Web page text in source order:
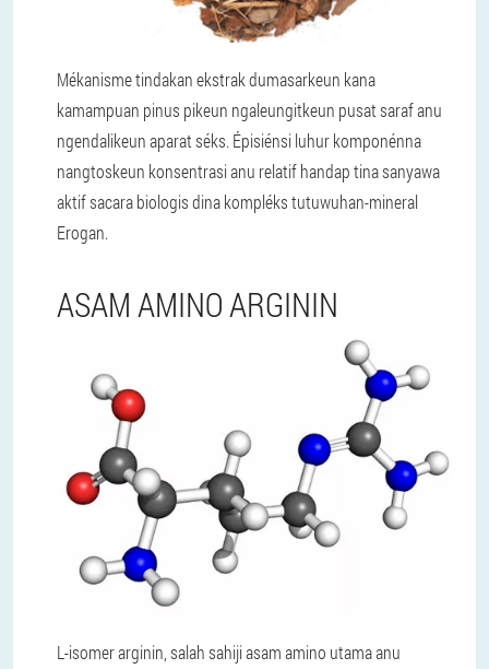
Mékanisme tindakan ekstrak dumasarkeun kana
kamampuan pinus pikeun ngaleungitkeun pusat saraf anu
ngendalikeun aparat séks. Épisiénsi luhur komponénna
nangtoskeun konsentrasi anu relatif handap tina sanyawa
aktif sacara biologis dina kompléks tutuwuhan-mineral
Erogan.
ASAM AMINO ARGININ
L-isomer arginin, salah sahiji asam amino utama anu